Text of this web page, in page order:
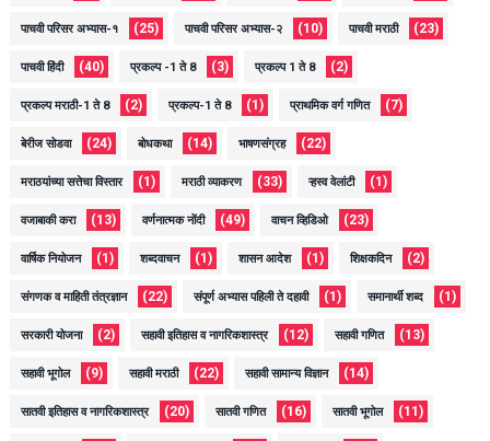
पाचवी परिसर अभ्यास-१ (25) पाचवी परिसर अभ्यास-२ (10) पाचवी मराठी (23)
पाचवी हिंदी (40) प्रकल्प -1 ते 8 (3) प्रकल्प 1 ते 8 (2)
प्रकल्प मराठी-1 ते 8 (2) प्रकल्प-1 ते 8 (1) प्राथमिक वर्ग गणित (7)
बेरीज सोडवा (24) बोधकथा (14) भाषणसंग्रह (22)
मराठयांच्या सत्तेचा विस्तार (1) मराठी व्याकरण (33) ऱ्हस्व वेलांटी (1)
वजाबाकी करा (13) वर्णनात्मक नोंदी (49) वाचन व्हिडिओ (23)
वार्षिक नियोजन (1) शब्दवाचन (1) शासन आदेश (1) शिक्षकदिन (2)
संगणक व माहिती तंत्रज्ञान (22) संपूर्ण अभ्यास पहिली ते दहावी (1) समानार्थी शब्द (1)
सरकारी योजना (2) सहावी इतिहास व नागरिकशास्त्र (12) सहावी गणित (13)
सहावी भूगोल (9) सहावी मराठी (22) सहावी सामान्य विज्ञान (14)
सातवी इतिहास व नागरिकशास्त्र (20) सातवी गणित (16) सातवी भूगोल (11)